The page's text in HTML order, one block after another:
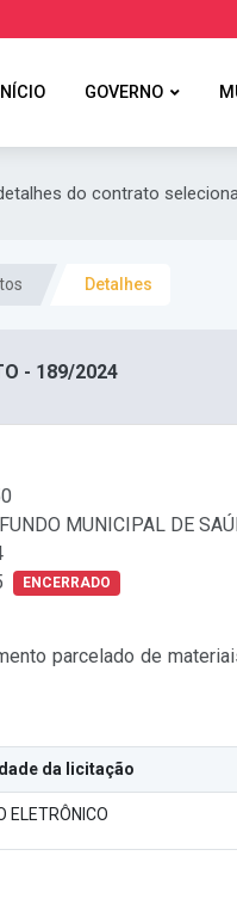
INÍCIO GOVERNO
do contrato
Detalhes
- 189/2024
MUNICIPAL DE
ENCERRADO
parcelado de
da licitação
ELETRÔNICO